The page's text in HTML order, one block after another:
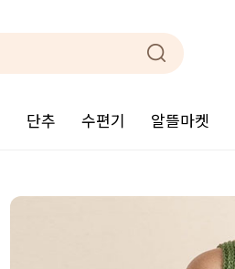
단추 수편기 알뜰마켓